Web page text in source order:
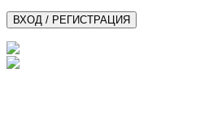
ВХОД / РЕГИСТРАЦИЯ